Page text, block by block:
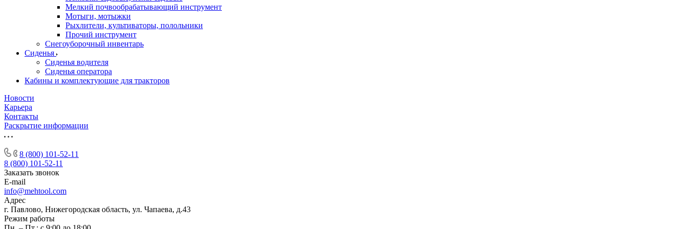
Мелкий почвообрабатывающий инструмент
Мотыги, мотыжки
Рыхлители, культиваторы, полольники
Прочий инструмент
Снегоуборочный инвентарь
Сиденья
Cиденья водителя
Сиденья оператора
Кабины и комплектующие для тракторов
Новости
Карьера
Контакты
Раскрытие информации
8 (800) 101-52-11
8 (800) 101-52-11
Заказать звонок
E-mail
info@mehtool.com
Адрес
г. Павлово, Нижегородская область, ул. Чапаева, д.43
Режим работы